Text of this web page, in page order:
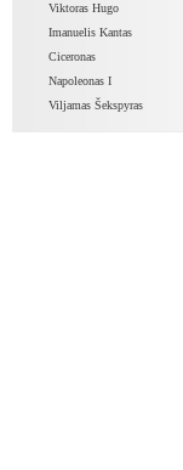
Viktoras Hugo
Imanuelis Kantas
Ciceronas
Napoleonas I
Viljamas Šekspyras